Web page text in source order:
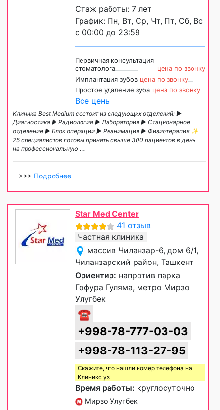
Стаж работы: 7 лет
График: Пн, Вт, Ср, Чт, Пт, Сб, Вс
с 00:00 до 23:59
Первичная консультация
стоматолога
цена по звонку
Имплантация зубов цена по звонку
Простое удаление зуба цена по звонку
Все цены
Клиника Best Medium состоит из следующих отделений: ►
Диагностика ► Радиология ► Лаборатория ► Стационарное
отделение ► Блок операции ► Реанимация ► Физиотерапия ✨
25 специалистов готовы принять свыше 300 пациентов в день
на профессиональную ...
>>> Подробнее
Star Med Center
41 отзыв
Частная клиника
массив Чиланзар-6, дом 6/1,
Чиланзарский район, Ташкент
Ориентир: напротив парка
Гофура Гуляма, метро Мирзо
Улугбек
☎
+998-78-777-03-03
+998-78-113-27-95
Скажите, что нашли номер телефона на
Клиникс уз
Время работы: круглосуточно
Мирзо Улугбек